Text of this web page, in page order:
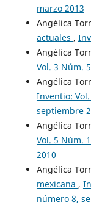
marzo 2013
Angélica
actuales ,
Angélica
Vol. 3 Núm.
Angélica
Inventio:
septiembre
Angélica
Vol. 5 Núm.
2010
Angélica
mexicana ,
número 8,